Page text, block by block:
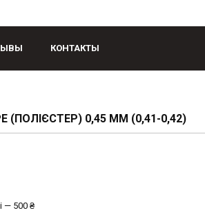
КОНТАКТЫ
(ПОЛІЄСТЕР) 0,45 ММ (0,41-0,42)
— 500 ₴